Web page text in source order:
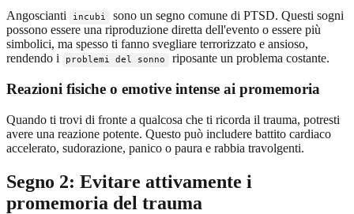
Angoscianti incubi
sono un segno comune di PTSD. Questi sogni
possono essere una riproduzione diretta dell'evento o essere più
simbolici, ma spesso ti fanno svegliare terrorizzato e ansioso,
rendendo i
problemi del sonno riposante un problema costante.
Reazioni fisiche o emotive intense ai promemoria
Quando ti trovi di fronte a qualcosa che ti ricorda il trauma, potresti
avere una reazione potente. Questo può includere battito cardiaco
accelerato, sudorazione, panico o paura e rabbia travolgenti.
Segno 2: Evitare attivamente i
promemoria del trauma